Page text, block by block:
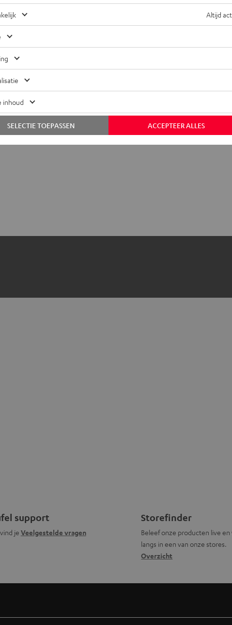
oplaadcase
support
je Veelgestelde vragen
Storefinder
Beleef onze producten live en
langs in een van onze stores.
Overzicht
Altijd
inhoud
ACCEPTEER ALLES
SELECTIE TOEPASSEN